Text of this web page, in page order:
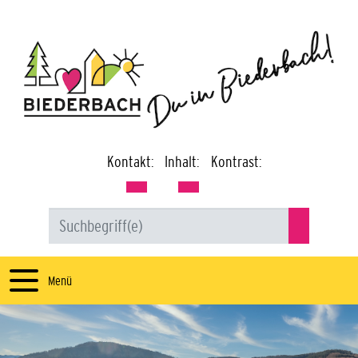
Kontakt: Inhalt: Kontrast:
Menü